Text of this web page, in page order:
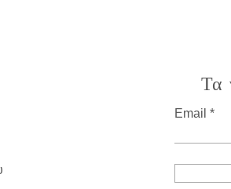
Τα
Email